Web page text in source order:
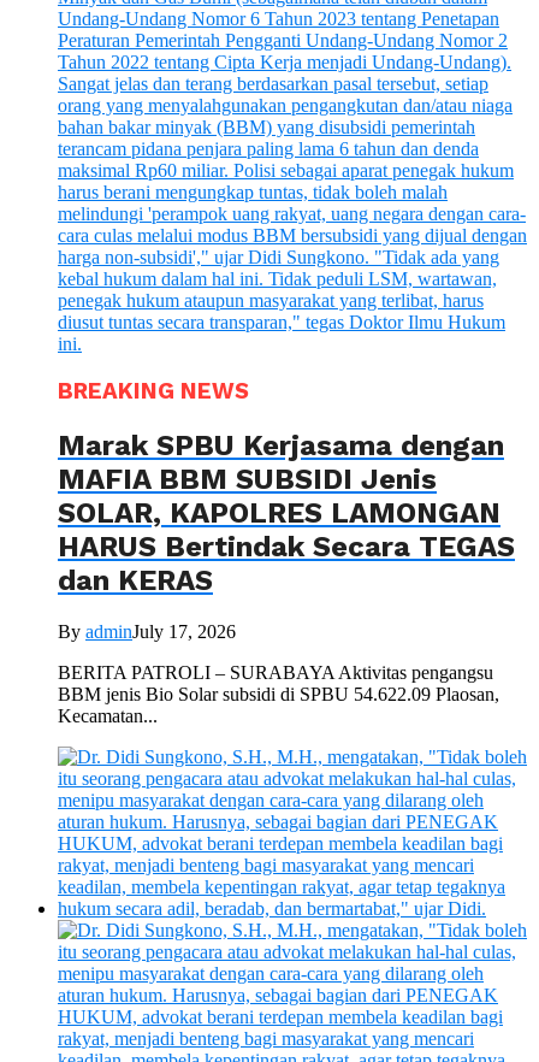
BREAKING NEWS
Marak SPBU Kerjasama dengan
MAFIA BBM SUBSIDI Jenis
SOLAR, KAPOLRES LAMONGAN
HARUS Bertindak Secara TEGAS
dan KERAS
By adminJuly 17, 2026
BERITA PATROLI – SURABAYA Aktivitas pengangsu
BBM jenis Bio Solar subsidi di SPBU 54.622.09 Plaosan,
Kecamatan...